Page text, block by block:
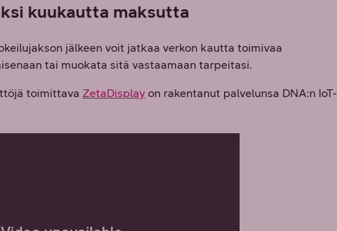
kuukautta maksutta
jälkeen voit jatkaa verkon kautta toimivaa
tai muokata sitä vastaamaan tarpeitasi.
toimittava ZetaDisplay on rakentanut palvelunsa DNA:n IoT-